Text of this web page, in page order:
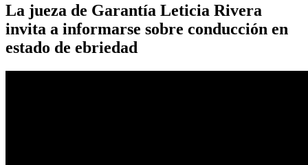
La jueza de Garantía Leticia Rivera
invita a informarse sobre conducción en
estado de ebriedad